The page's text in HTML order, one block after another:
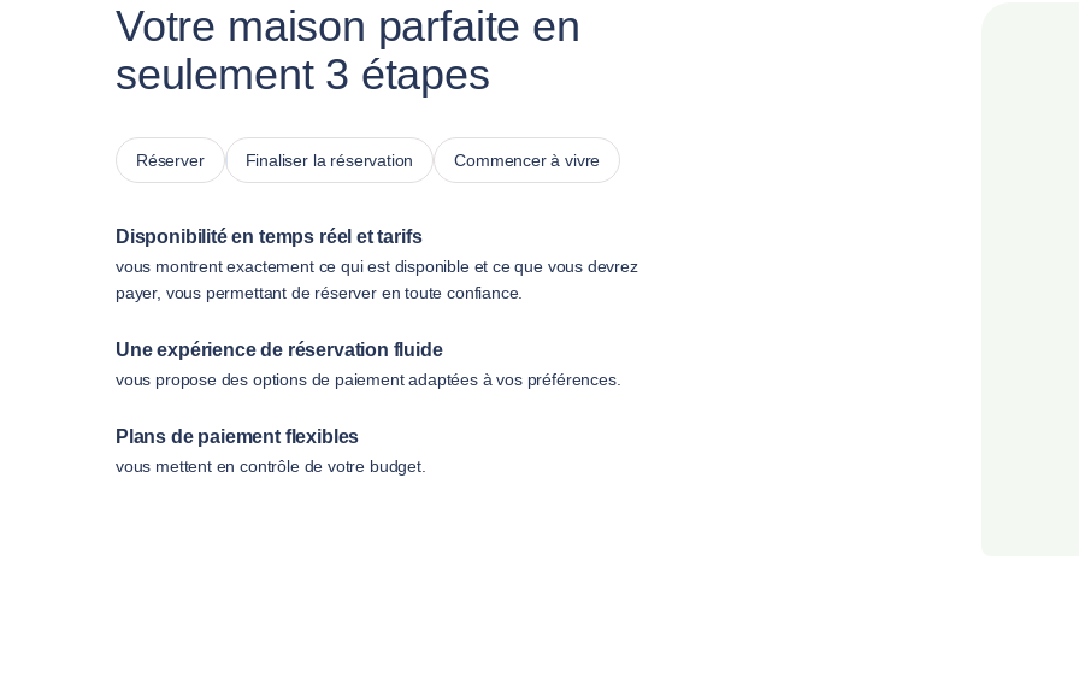
Votre maison parfaite en
seulement 3 étapes
Réserver Finaliser la réservation Commencer à vivre
Disponibilité en temps réel et tarifs
vous montrent exactement ce qui est disponible et ce que vous devrez
payer, vous permettant de réserver en toute confiance.
Une expérience de réservation fluide
vous propose des options de paiement adaptées à vos préférences.
Plans de paiement flexibles
vous mettent en contrôle de votre budget.